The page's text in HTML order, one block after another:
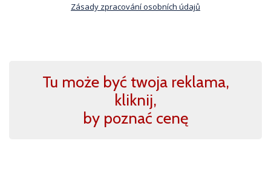
Zásady zpracování osobních údajů
Tu może być twoja reklama,
kliknij,
by poznać cenę